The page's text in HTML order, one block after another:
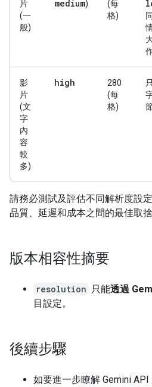
片
(一
般)
medium)
(每
格)
影
片
(文
字
內
容
較
多)
high
280
(每
格)
請務必測試及評估不同解析度設
品質、延遲和成本之間的最佳取捨
版本相容性摘要
resolution 只能透過
目設定。
後續步驟
如要進一步瞭解 Gemini